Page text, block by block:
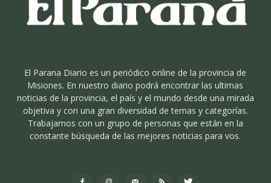
El Parana Diario es un periódico online de la provincia de
Misiones. En nuestro diario podrá encontrar las ultimas
noticias de la provincia, el país y el mundo desde una mirada
objetiva y con una gran diversidad de temas y categorías.
Trabajamos con un grupo de personas que están en la
constante búsqueda de las mejores noticias para vos.